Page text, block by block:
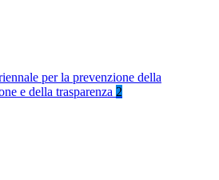
per la prevenzione della
e della trasparenza 2